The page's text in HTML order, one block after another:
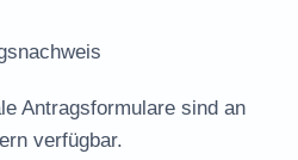
Antragsformulare sind an
verfügbar.